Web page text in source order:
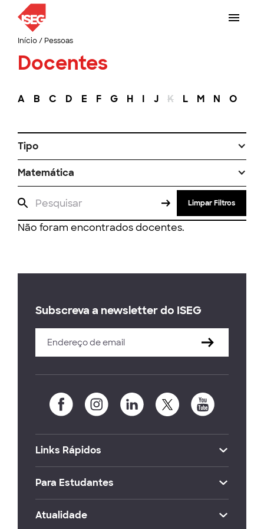
Início/ Pessoas
Docentes
A B C D E F G H I J K L M N O
Tipo
Matemática
Limpar Filtros
Não foram encontrados docentes.
Subscreva a newsletter do ISEG
Links Rápidos
Para Estudantes
Atualidade